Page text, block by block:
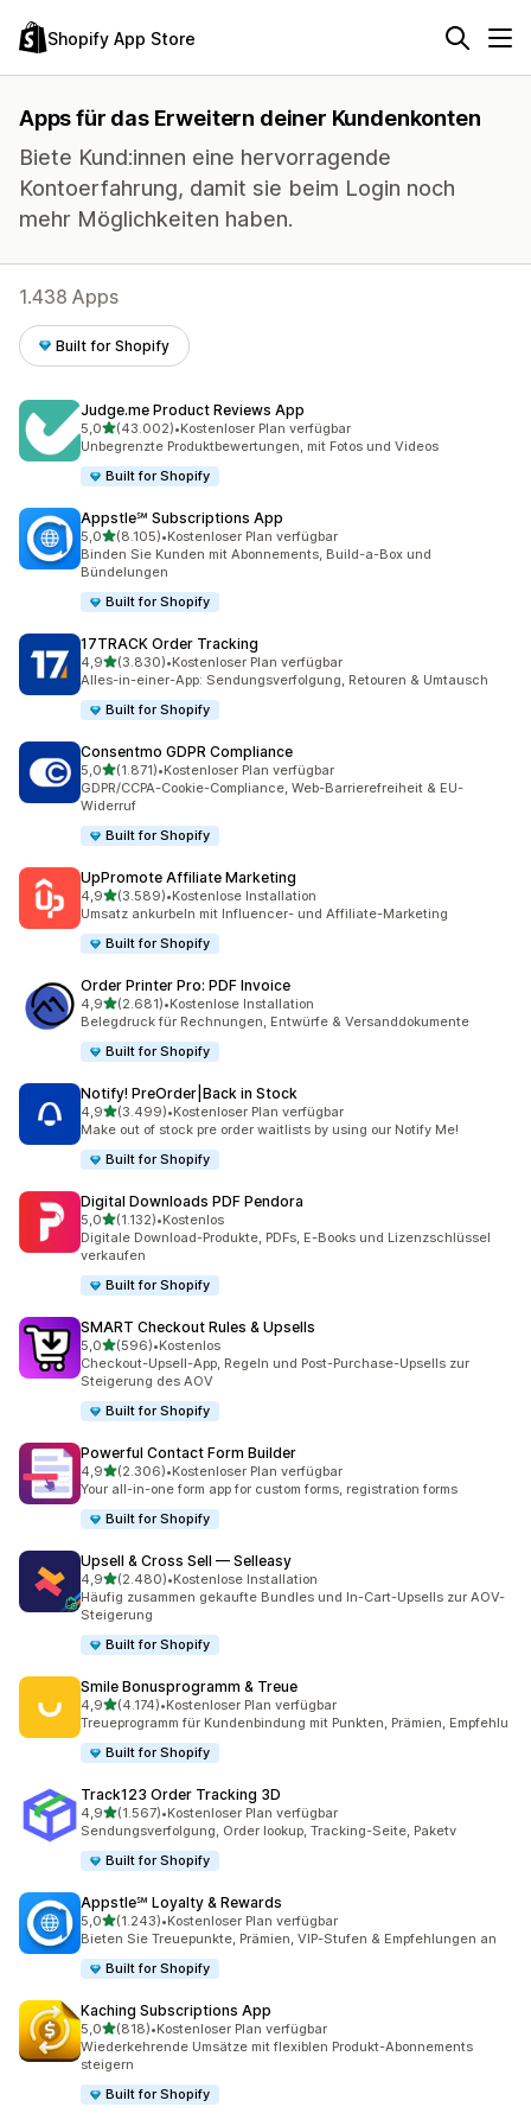
Shopify App Store
Apps für das Erweitern deiner Kundenkonten
Biete Kund:innen eine hervorragende
Kontoerfahrung, damit sie beim Login noch
mehr Möglichkeiten haben.
1.438 Apps
Built for Shopify
Judge.me Product Reviews App
5,0von 5 Sternen
(43.002)
43002 Rezensionen insgesamt
•Kostenloser Plan verfügbar
Unbegrenzte Produktbewertungen, mit Fotos und Videos
Built for Shopify
Appstle℠ Subscriptions App
5,0von 5 Sternen
(8.105)
8105 Rezensionen insgesamt
•Kostenloser Plan verfügbar
Binden Sie Kunden mit Abonnements, Build-a-Box und
Bündelungen
Built for Shopify
17TRACK Order Tracking
4,9von 5 Sternen
(3.830)
3830 Rezensionen insgesamt
•Kostenloser Plan verfügbar
Alles-in-einer-App: Sendungsverfolgung, Retouren & Umtausch
Built for Shopify
Consentmo GDPR Compliance
5,0von 5 Sternen
(1.871)
1871 Rezensionen insgesamt
•Kostenloser Plan verfügbar
GDPR/CCPA-Cookie-Compliance, Web-Barrierefreiheit & EU-
Widerruf
Built for Shopify
UpPromote Affiliate Marketing
4,9von 5 Sternen
(3.589)
3589 Rezensionen insgesamt
•Kostenlose Installation
Umsatz ankurbeln mit Influencer- und Affiliate-Marketing
Built for Shopify
Order Printer Pro: PDF Invoice
4,9von 5 Sternen
(2.681)
2681 Rezensionen insgesamt
•Kostenlose Installation
Belegdruck für Rechnungen, Entwürfe & Versanddokumente
Built for Shopify
Notify! PreOrder|Back in Stock
4,9von 5 Sternen
(3.499)
3499 Rezensionen insgesamt
•Kostenloser Plan verfügbar
Make out of stock pre order waitlists by using our Notify Me!
Built for Shopify
Digital Downloads PDF Pendora
5,0von 5 Sternen
(1.132)
1132 Rezensionen insgesamt
•Kostenlos
Digitale Download-Produkte, PDFs, E-Books und Lizenzschlüssel
verkaufen
Built for Shopify
SMART Checkout Rules & Upsells
5,0von 5 Sternen
(596)
596 Rezensionen insgesamt
•Kostenlos
Checkout-Upsell-App, Regeln und Post-Purchase-Upsells zur
Steigerung des AOV
Built for Shopify
Powerful Contact Form Builder
4,9von 5 Sternen
(2.306)
2306 Rezensionen insgesamt
•Kostenloser Plan verfügbar
Your all-in-one form app for custom forms, registration forms
Built for Shopify
Upsell & Cross Sell — Selleasy
4,9von 5 Sternen
(2.480)
2480 Rezensionen insgesamt
•Kostenlose Installation
Häufig zusammen gekaufte Bundles und In-Cart-Upsells zur AOV-
Steigerung
Built for Shopify
Smile Bonusprogramm & Treue
4,9von 5 Sternen
(4.174)
4174 Rezensionen insgesamt
•Kostenloser Plan verfügbar
Treueprogramm für Kundenbindung mit Punkten, Prämien, Empfehlu
Built for Shopify
Track123 Order Tracking 3D
4,9von 5 Sternen
(1.567)
1567 Rezensionen insgesamt
•Kostenloser Plan verfügbar
Sendungsverfolgung, Order lookup, Tracking-Seite, Paketv
Built for Shopify
Appstle℠ Loyalty & Rewards
5,0von 5 Sternen
(1.243)
1243 Rezensionen insgesamt
•Kostenloser Plan verfügbar
Bieten Sie Treuepunkte, Prämien, VIP-Stufen & Empfehlungen an
Built for Shopify
Kaching Subscriptions App
5,0von 5 Sternen
(818)
818 Rezensionen insgesamt
•Kostenloser Plan verfügbar
Wiederkehrende Umsätze mit flexiblen Produkt-Abonnements
steigern
Built for Shopify